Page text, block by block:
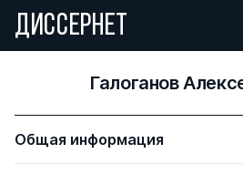
ДИССЕРНЕТ
Галоганов
Общая информация